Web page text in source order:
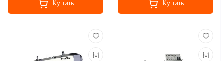
Купить Купить